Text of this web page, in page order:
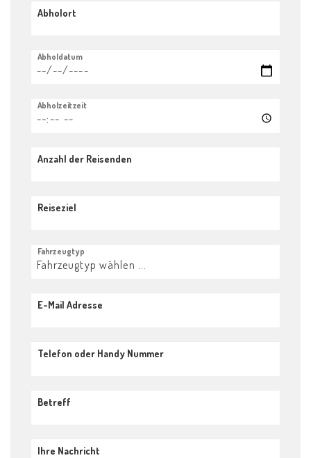
Abholort
Abholdatum
Abholzeitzeit
Anzahl der Reisenden
Reiseziel
Fahrzeugtyp
E-Mail Adresse
Telefon oder Handy Nummer
Betreff
Ihre Nachricht